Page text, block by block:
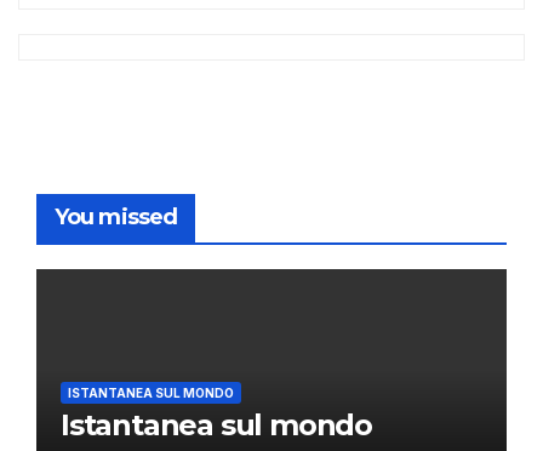
You missed
ISTANTANEA SUL MONDO
Istantanea sul mondo